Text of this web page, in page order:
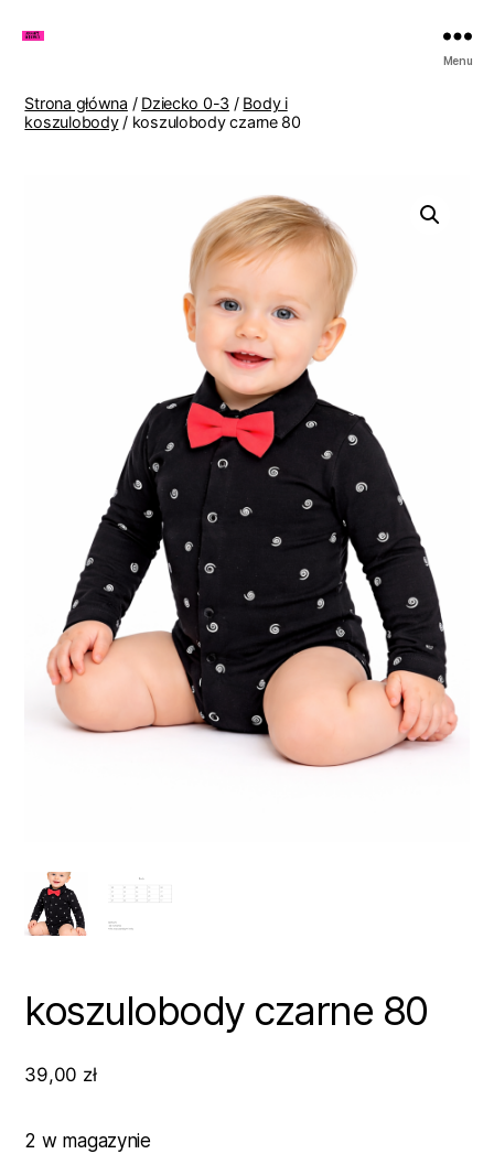
Lenki
Menu
Strona główna / Dziecko 0-3 / Body i
koszulobody/ koszulobody czarne 80
koszulobody czarne 80
39,00 zł
2 w magazynie